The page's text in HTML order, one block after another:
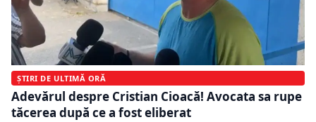
ȘTIRI DE ULTIMĂ ORĂ
Adevărul despre Cristian Cioacă! Avocata sa rupe
tăcerea după ce a fost eliberat